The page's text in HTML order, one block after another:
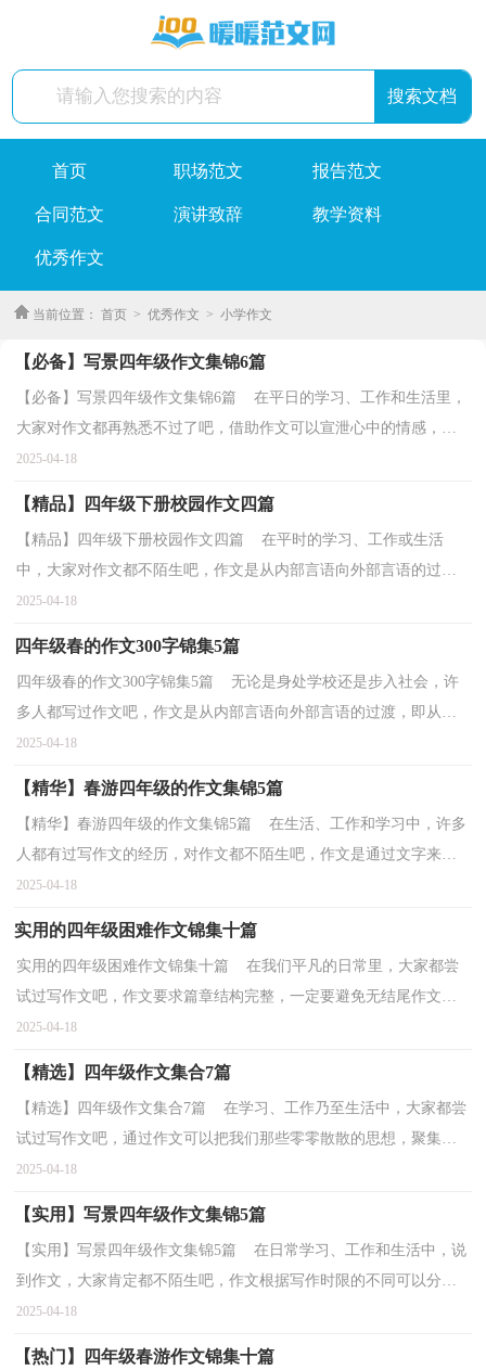
首页 职场范文 报告范文
合同范文 演讲致辞 教学资料
优秀作文
当前位置： 首页 > 优秀作文 > 小学作文
【必备】写景四年级作文集锦6篇
【必备】写景四年级作文集锦6篇 在平日的学习、工作和生活里，
大家对作文都再熟悉不过了吧，借助作文可以宣泄心中的情感，调
节自己的心情。那么问题来了，到底应如何写一篇优秀...
2025-04-18
【精品】四年级下册校园作文四篇
【精品】四年级下册校园作文四篇 在平时的学习、工作或生活
中，大家对作文都不陌生吧，作文是从内部言语向外部言语的过
渡，即从经过压缩的简要的、自己能明白的语言，向开展的、...
2025-04-18
四年级春的作文300字锦集5篇
四年级春的作文300字锦集5篇 无论是身处学校还是步入社会，许
多人都写过作文吧，作文是从内部言语向外部言语的过渡，即从经
过压缩的简要的、自己能明白的语言，向开展的、具有规...
2025-04-18
【精华】春游四年级的作文集锦5篇
【精华】春游四年级的作文集锦5篇 在生活、工作和学习中，许多
人都有过写作文的经历，对作文都不陌生吧，作文是通过文字来表
达一个主题意义的记叙方法。相信很多朋友都对写作...
2025-04-18
实用的四年级困难作文锦集十篇
实用的四年级困难作文锦集十篇 在我们平凡的日常里，大家都尝
试过写作文吧，作文要求篇章结构完整，一定要避免无结尾作文的
出现。还是对作文一筹莫展吗？以下是小编收集整理的四...
2025-04-18
【精选】四年级作文集合7篇
【精选】四年级作文集合7篇 在学习、工作乃至生活中，大家都尝
试过写作文吧，通过作文可以把我们那些零零散散的思想，聚集在
一块。你写作文时总是无从下笔？以下是小编整理的四...
2025-04-18
【实用】写景四年级作文集锦5篇
【实用】写景四年级作文集锦5篇 在日常学习、工作和生活中，说
到作文，大家肯定都不陌生吧，作文根据写作时限的不同可以分为
限时作文和非限时作文。你知道作文怎样写才规范吗？...
2025-04-18
【热门】四年级春游作文锦集十篇